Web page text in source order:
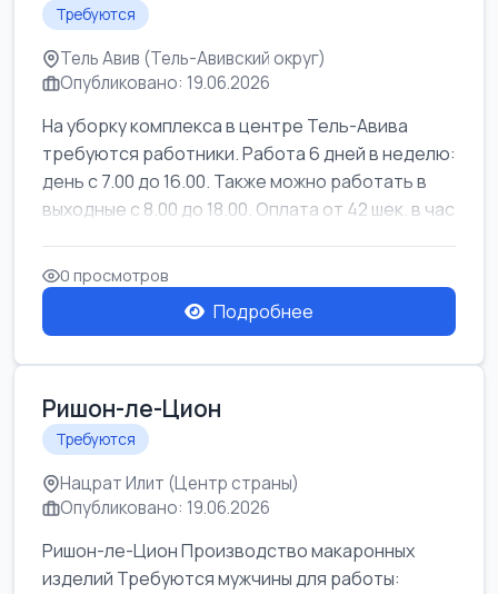
Требуются
Тель Авив (Тель-Авивский округ)
Опубликовано: 19.06.2026
На уборку комплекса в центре Тель-Авива
требуются работники. Работа 6 дней в неделю:
день с 7.00 до 16.00. Также можно работать в
выходные с 8.00 до 18.00. Оплата от 42 шек. в час
0 просмотров
Подробнее
Ришон-ле-Цион
Требуются
Нацрат Илит (Центр страны)
Опубликовано: 19.06.2026
Ришон-ле-Цион Производство макаронных
изделий Требуются мужчины для работы: